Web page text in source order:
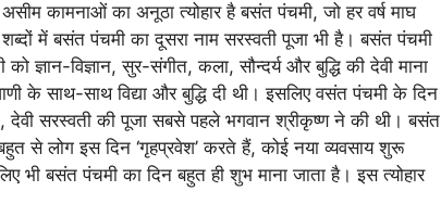
कामनाओं का अनूठा त्योहार है बसंत पंचमी, जो हर वर्ष माघ
में बसंत पंचमी का दूसरा नाम सरस्वती पूजा भी है। बसंत पंचमी
ज्ञान-विज्ञान, सुर-संगीत, कला, सौन्दर्य और बुद्धि की देवी माना
के साथ-साथ विद्या और बुद्धि दी थी। इसलिए वसंत पंचमी के दिन
देवी सरस्वती की पूजा सबसे पहले भगवान श्रीकृष्ण ने की थी। बसंत
से लोग इस दिन ‘गृहप्रवेश’ करते हैं, कोई नया व्यवसाय शुरू
भी बसंत पंचमी का दिन बहुत ही शुभ माना जाता है। इस त्योहार